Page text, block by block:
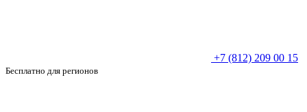
+7 (812) 209 00 15
Бесплатно для регионов